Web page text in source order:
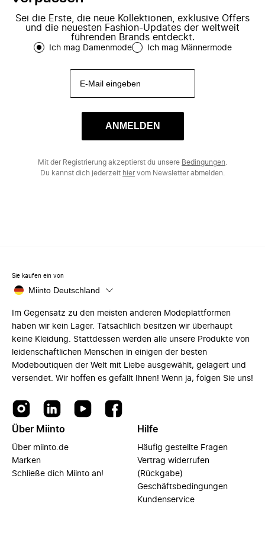
Sei die Erste, die neue Kollektionen, exklusive Offers
und die neuesten Fashion-Updates der weltweit
führenden Brands entdeckt.
Ich mag Damenmode Ich mag Männermode
ANMELDEN
Mit der Registrierung akzeptierst du unsere Bedingungen
Du kannst dich jederzeit hiervom Newsletter abmelden.
Sie kaufen ein von
Miinto Deutschland
Im Gegensatz zu den meisten anderen Modeplattformen
haben wir kein Lager. Tatsächlich besitzen wir überhaupt
keine Kleidung. Stattdessen werden alle unsere Produkte von
leidenschaftlichen Menschen in einigen der besten
Modeboutiquen der Welt mit Liebe ausgewählt, gelagert und
versendet. Wir hoffen es gefällt Ihnen! Wenn ja, folgen Sie uns!
Über Miinto
Über miinto.de
Marken
Schließe dich Miinto an!
Hilfe
Häufig gestellte Fragen
Vertrag widerrufen
(Rückgabe)
Geschäftsbedingungen
Kundenservice